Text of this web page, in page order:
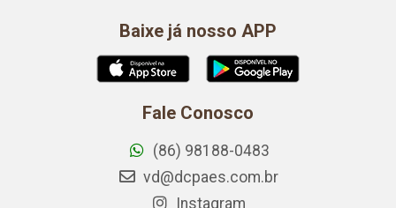
Baixe já nosso APP
Fale Conosco
(86) 98188-0483
vd@dcpaes.com.br
Instagram